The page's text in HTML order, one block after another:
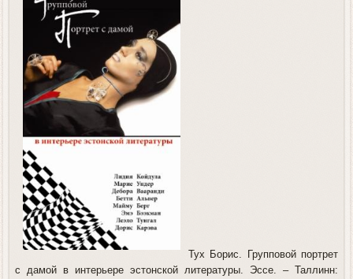
Тух Борис. Групповой портрет
с дамой в интерьере эстонской литературы. Эссе. – Таллинн: